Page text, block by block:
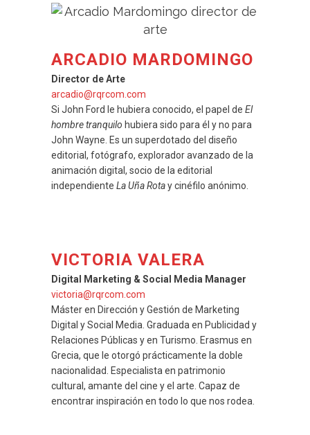
ARCADIO MARDOMINGO
Director de Arte
arcadio@rqrcom.com
Si John Ford le hubiera conocido, el papel de El
hombre tranquilo hubiera sido para él y no para
John Wayne. Es un superdotado del diseño
editorial, fotógrafo, explorador avanzado de la
animación digital, socio de la editorial
independiente La Uña Rotay cinéfilo anónimo.
VICTORIA VALERA
Digital Marketing & Social Media Manager
victoria@rqrcom.com
Máster en Dirección y Gestión de Marketing
Digital y Social Media. Graduada en Publicidad y
Relaciones Públicas y en Turismo. Erasmus en
Grecia, que le otorgó prácticamente la doble
nacionalidad. Especialista en patrimonio
cultural, amante del cine y el arte. Capaz de
encontrar inspiración en todo lo que nos rodea.